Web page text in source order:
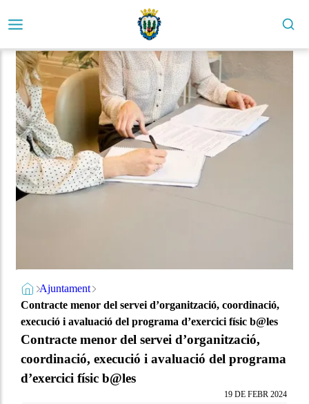
Ajuntament
Contracte menor del servei d’organització, coordinació,
execució i avaluació del programa d’exercici físic b@les
Contracte menor del servei d’organització,
coordinació, execució i avaluació del programa
d’exercici físic b@les
19 DE FEBR 2024